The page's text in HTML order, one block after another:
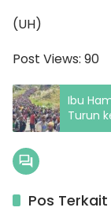
(UH)
Post Views: 90
Ibu
Turun
Intan
Pos Terkait